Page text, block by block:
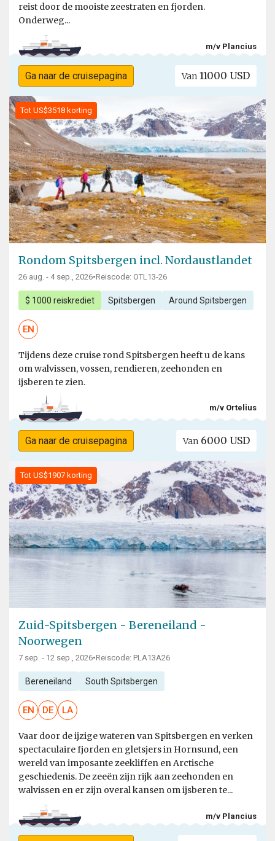
reist door de mooiste zeestraten en fjorden.
Onderweg...
m/v Plancius
Ga naar de cruisepagina Van 11000 USD
Tot US$3518 korting
Rondom Spitsbergen incl. Nordaustlandet
26 aug. - 4 sep., 2026•Reiscode: OTL13-26
$ 1000 reiskrediet Spitsbergen Around Spitsbergen
EN
Tijdens deze cruise rond Spitsbergen heeft u de kans
om walvissen, vossen, rendieren, zeehonden en
ijsberen te zien.
m/v Ortelius
Ga naar de cruisepagina Van 6000 USD
Tot US$1907 korting
Zuid-Spitsbergen - Bereneiland -
Noorwegen
7 sep. - 12 sep., 2026•Reiscode: PLA13A26
Bereneiland South Spitsbergen
EN DE LA
Vaar door de ijzige wateren van Spitsbergen en verken
spectaculaire fjorden en gletsjers in Hornsund, een
wereld van imposante zeekliffen en Arctische
geschiedenis. De zeeën zijn rijk aan zeehonden en
walvissen en er zijn overal kansen om ijsberen te...
m/v Plancius